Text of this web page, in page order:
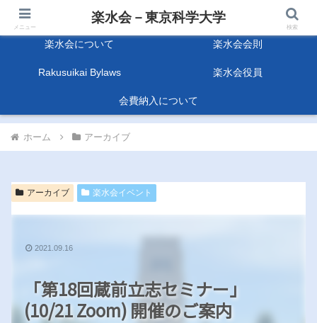
楽水会－東京科学大学
楽水会について 楽水会会則
Rakusuikai Bylaws 楽水会役員
会費納入について
ホーム アーカイブ
アーカイブ 楽水会イベント
「第18回蔵前立志セミナー」
(10/21 Zoom) 開催のご案内
2021.09.16
メニュー
楽水会－東京科学大学
検索